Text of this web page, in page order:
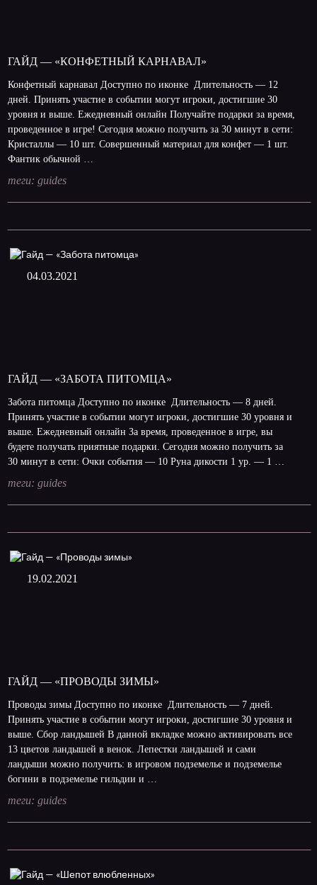
ГАЙД — «КОНФЕТНЫЙ КАРНАВАЛ»
Конфетный карнавал Доступно по иконке Длительность — 12
дней. Принять участие в событии могут игроки, достигшие 30
уровня и выше. Ежедневный онлайн Получайте подарки за время,
проведенное в игре! Сегодня можно получить за 30 минут в сети:
Кристаллы — 10 шт. Совершенный материал для конфет — 1 шт.
Фантик обычной …
теги: guides
04.03.2021
ГАЙД — «ЗАБОТА ПИТОМЦА»
Забота питомца Доступно по иконке Длительность — 8 дней.
Принять участие в событии могут игроки, достигшие 30 уровня и
выше. Ежедневный онлайн За время, проведенное в игре, вы
будете получать приятные подарки. Сегодня можно получить за
30 минут в сети: Очки события — 10 Руна дикости 1 ур. — 1 …
теги: guides
19.02.2021
ГАЙД — «ПРОВОДЫ ЗИМЫ»
Проводы зимы Доступно по иконке Длительность — 7 дней.
Принять участие в событии могут игроки, достигшие 30 уровня и
выше. Сбор ландышей В данной вкладке можно активировать все
13 цветов ландышей в венок. Лепестки ландышей и сами
ландыши можно получить: в игровом подземелье и подземелье
богини в подземелье гильдии и …
теги: guides